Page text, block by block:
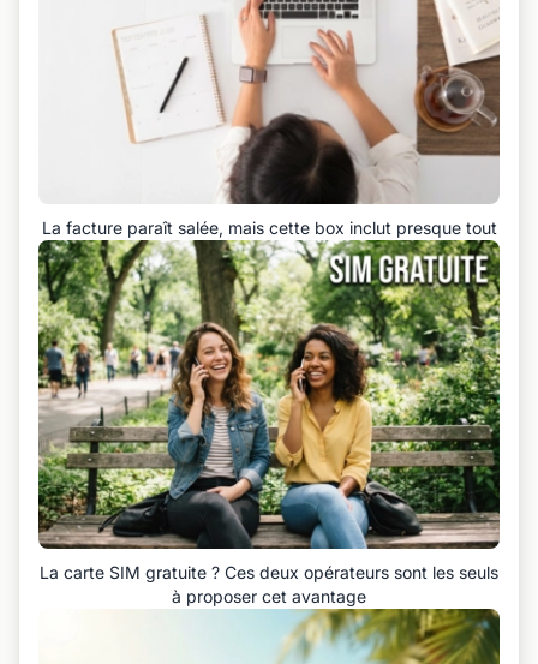
La facture paraît salée, mais cette box inclut presque tout
La carte SIM gratuite ? Ces deux opérateurs sont les seuls
à proposer cet avantage